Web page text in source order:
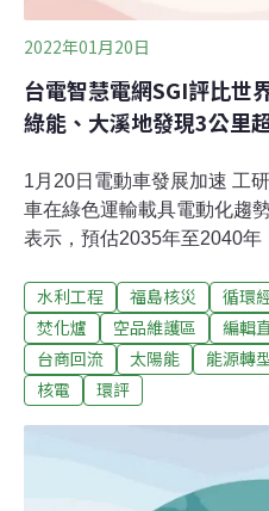
2022年01月20日
台電智慧電網SGI評比世
綠能、大溪地發現3公里
1月20日電動車發展加速 工
車在綠色運輸載具電動化趨
表示，預估2035年至2040年
國、墨西哥、加拿大）、歐
本、韓國）三個主要供應鏈
國EDF！台電智慧電網獲
轉型快速發展，台電全力推
坡電力SP集團（Singapore
體中，台電由去年全球第十
水利工程 福島核災 循環
焚化爐
空品維護區 編輯
台商回流
太陽能 能源轉
核電
環評